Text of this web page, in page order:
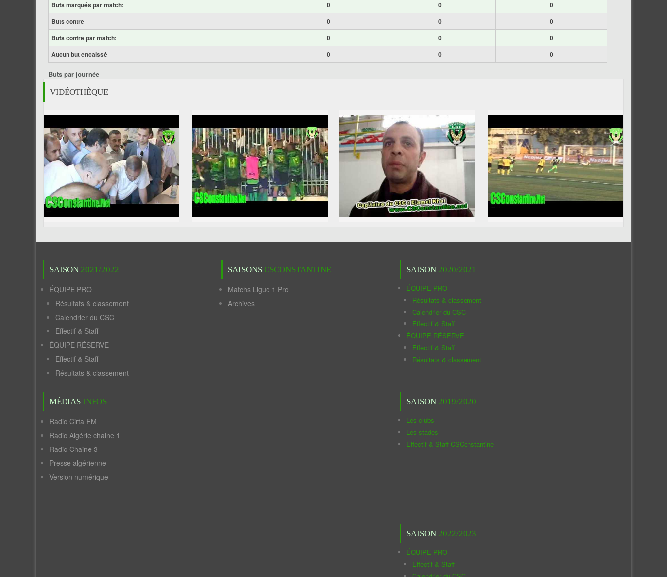
Buts marqués par match:
0 0
0
Buts contre
0 0
0
Buts contre par match:
0 0
0
Aucun but encaissé
0 0 0
Buts par journée
VIDÉOTHÈQUE
SAISON 2021/2022
ÉQUIPE PRO
Résultats & classement
Calendrier du CSC
Effectif & Staff
ÉQUIPE RÉSERVE
Effectif & Staff
Résultats & classement
MÉDIAS INFOS
Radio Cirta FM
Radio Algérie chaine 1
Radio Chaine 3
Presse algérienne
Version numérique
SAISONS CSCONSTANTINE
Matchs Ligue 1 Pro
Archives
SAISON 2020/2021
ÉQUIPE PRO
Résultats & classement
Calendrier du CSC
Effectif & Staff
ÉQUIPE RÉSERVE
Effectif & Staff
Résultats & classement
SAISON 2019/2020
Les clubs
Les stades
Effectif & Staff CSConstantine
SAISON 2022/2023
ÉQUIPE PRO
Effectif & Staff